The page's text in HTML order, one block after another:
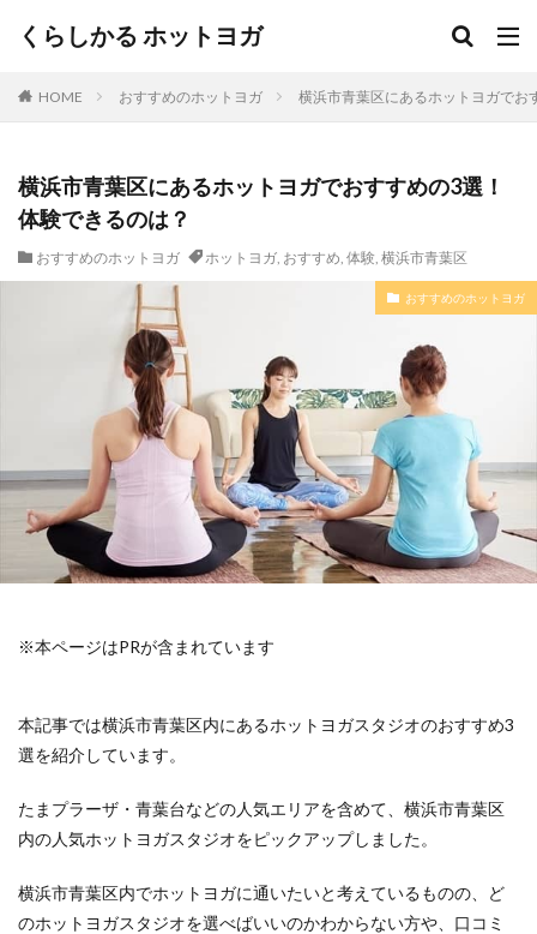
くらしかる ホットヨガ
HOME おすすめのホットヨガ 横浜市青葉区にあるホットヨガでお
横浜市青葉区にあるホットヨガでおすすめの3選！
体験できるのは？
おすすめのホットヨガ ホットヨガ, おすすめ, 体験, 横浜市青葉区
おすすめのホットヨガ
※本ページはPRが含まれています
本記事では横浜市青葉区内にあるホットヨガスタジオのおすすめ3
選を紹介しています。
たまプラーザ・青葉台などの人気エリアを含めて、横浜市青葉区
内の人気ホットヨガスタジオをピックアップしました。
横浜市青葉区内でホットヨガに通いたいと考えているものの、ど
のホットヨガスタジオを選べばいいのかわからない方や、口コミ